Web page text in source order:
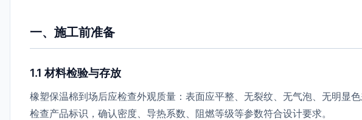
一、施工前准备
1.1 材料检验与存放
橡塑保温棉到场后应检查外观质量：表面应平整、无裂纹、无气泡、无明显
检查产品标识，确认密度、导热系数、阻燃等级等参数符合设计要求。